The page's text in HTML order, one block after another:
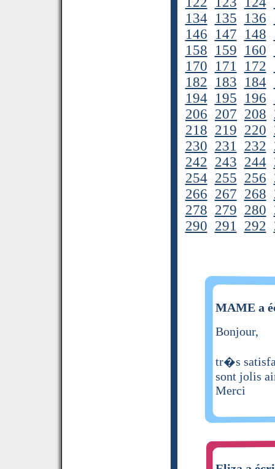
134 135 136
146 147 148
158 159 160
170 171 172
182 183 184
194 195 196
206 207 208
218 219 220
230 231 232
242 243 244
254 255 256
266 267 268
278 279 280
290 291 292
MAME a
Bonjour,
tr�s
sont jolis
Merci